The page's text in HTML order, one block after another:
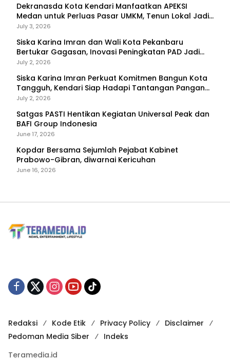
Dekranasda Kota Kendari Manfaatkan APEKSI
Medan untuk Perluas Pasar UMKM, Tenun Lokal Jadi
Primadona
July 3, 2026
Siska Karina Imran dan Wali Kota Pekanbaru
Bertukar Gagasan, Inovasi Peningkatan PAD Jadi
Fokus Diskusi
July 2, 2026
Siska Karina Imran Perkuat Komitmen Bangun Kota
Tangguh, Kendari Siap Hadapi Tantangan Pangan
dan Bencana
July 2, 2026
Satgas PASTI Hentikan Kegiatan Universal Peak dan
BAFI Group Indonesia
June 17, 2026
Kopdar Bersama Sejumlah Pejabat Kabinet
Prabowo-Gibran, diwarnai Kericuhan
June 16, 2026
Redaksi Kode Etik Privacy Policy
Disclaimer
Pedoman Media Siber
Indeks
Teramedia.id